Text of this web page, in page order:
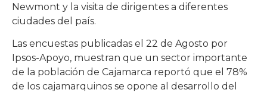
Newmont y la visita de dirigentes a diferentes
ciudades del país.
Las encuestas publicadas el 22 de Agosto por
Ipsos-Apoyo, muestran que un sector importante
de la población de Cajamarca reportó que el 78%
de los cajamarquinos se opone al desarrollo del